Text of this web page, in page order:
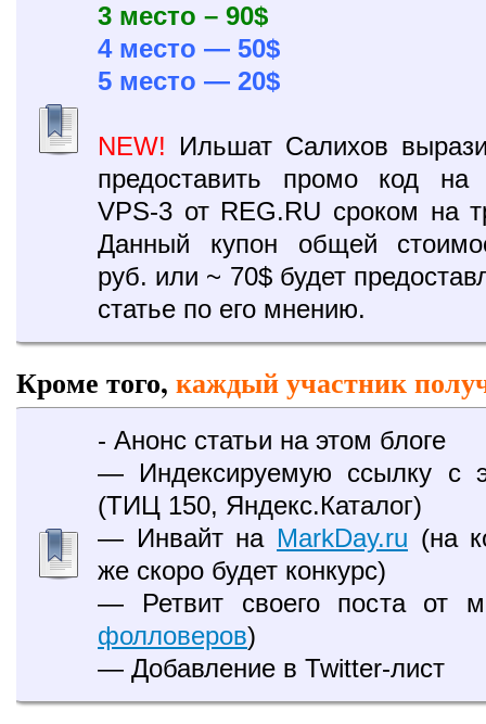
3 место – 90$
4 место — 50$
5 место — 20$
NEW! Ильшат Салихов
предоставить промо код на
VPS-3 от REG.RU сроком на
Данный купон общей
руб. или ~ 70$ будет
статье по его мнению.
Кроме того, каждый участник
- Анонс статьи на этом блоге
— Индексируемую ссылку с
(ТИЦ 150, Яндекс.Каталог)
— Инвайт на MarkDay.ru (на
же скоро будет конкурс)
— Ретвит своего поста от
фолловеров)
— Добавление в Twitter-лист